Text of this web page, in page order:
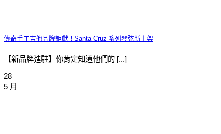
傳奇手工吉他品牌鉅獻！Santa Cruz 系列琴弦新上架
【新品牌進駐】你肯定知道他們的 [...]
28
5 月